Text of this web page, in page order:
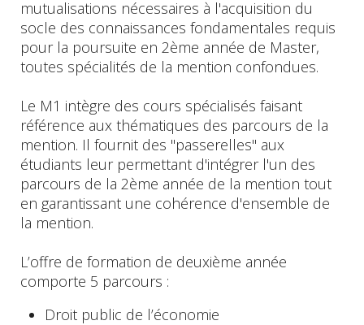
mutualisations nécessaires à l'acquisition du
socle des connaissances fondamentales requis
pour la poursuite en 2ème année de Master,
toutes spécialités de la mention confondues.
Le M1 intègre des cours spécialisés faisant
référence aux thématiques des parcours de la
mention. Il fournit des "passerelles" aux
étudiants leur permettant d'intégrer l'un des
parcours de la 2ème année de la mention tout
en garantissant une cohérence d'ensemble de
la mention.
L’offre de formation de deuxième année
comporte 5 parcours :
Droit public de l’économie